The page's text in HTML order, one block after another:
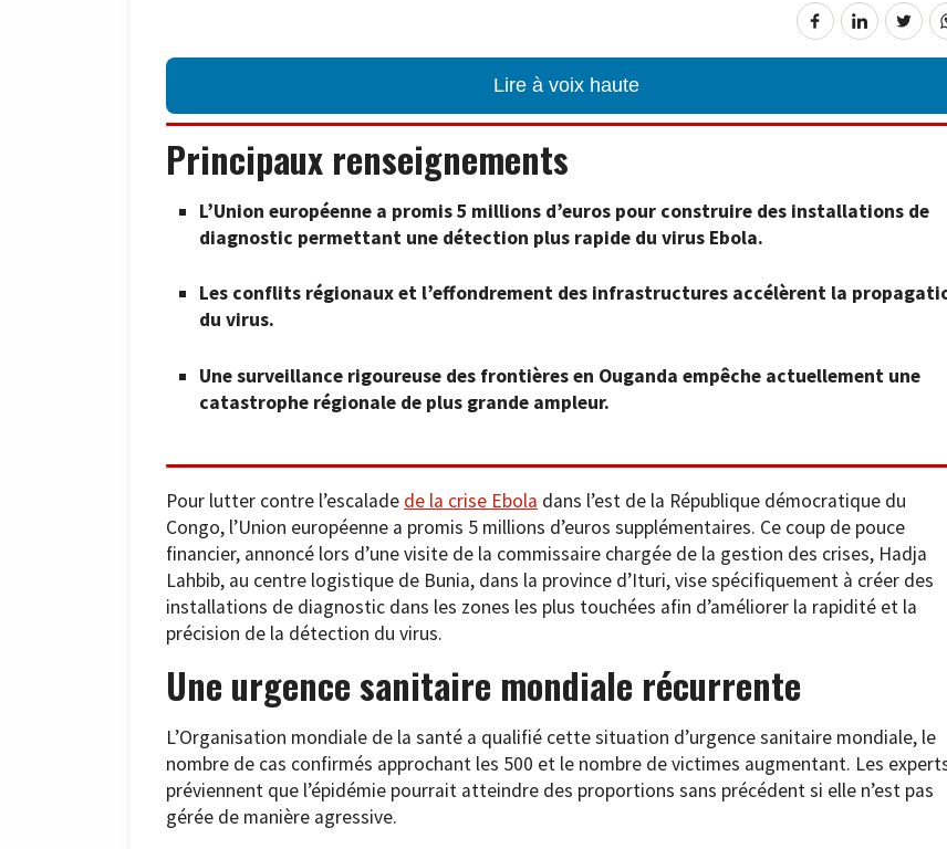
Lire à voix haute
Principaux renseignements
L’Union européenne a promis 5 millions d’euros pour construire des installations de
diagnostic permettant une détection plus rapide du virus Ebola.
Les conflits régionaux et l’effondrement des infrastructures accélèrent la
du virus.
Une surveillance rigoureuse des frontières en Ouganda empêche actuellement une
catastrophe régionale de plus grande ampleur.
Pour lutter contre l’escalade de la crise Ebola dans l’est de la République démocratique du
Congo, l’Union européenne a promis 5 millions d’euros supplémentaires. Ce coup de pouce
financier, annoncé lors d’une visite de la commissaire chargée de la gestion des crises, Hadja
Lahbib, au centre logistique de Bunia, dans la province d’Ituri, vise spécifiquement à créer des
installations de diagnostic dans les zones les plus touchées afin d’améliorer la rapidité et la
précision de la détection du virus.
Une urgence sanitaire mondiale récurrente
L’Organisation mondiale de la santé a qualifié cette situation d’urgence sanitaire mondiale, le
nombre de cas confirmés approchant les 500 et le nombre de victimes augmentant. Les
préviennent que l’épidémie pourrait atteindre des proportions sans précédent si elle n’est pas
gérée de manière agressive.